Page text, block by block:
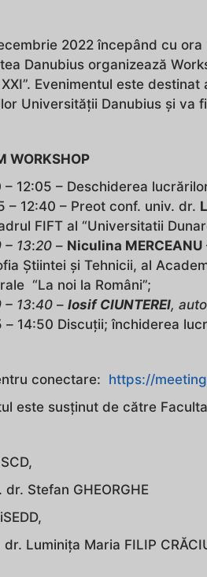
2022 începând cu
Danubius organizează
XXI”. Evenimentul este
Universității Danubius și va
WORKSHOP
– 12:05 – Deschiderea
– 12:40 – Preot conf. univ. dr.
FIFT al “Universitatii
– 13:20 – Niculina MERCEANU
Știintei și Tehnicii, al
“La noi la Români”;
– 13:40 – Iosif CIUNTEREI,
– 14:50 Discuții; închiderea
conectare: https://
este susținut de către
dr. Stefan GHEORGHE
Luminiţa Maria FILIP